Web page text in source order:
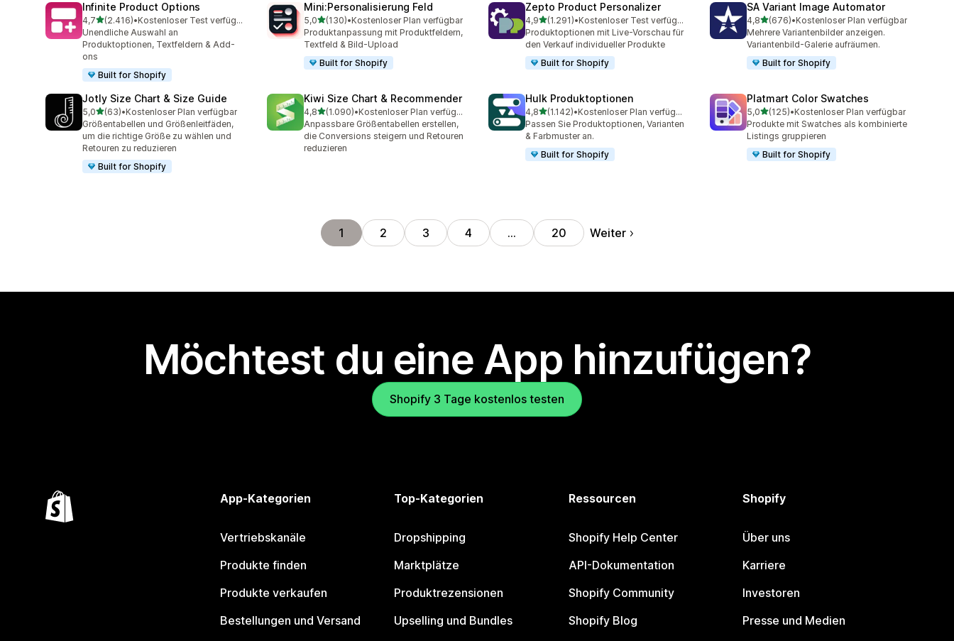
Infinite Product Options
4,7von 5 Sternen
(2.416)
2416 Rezensionen insgesamt
•
Kostenloser Test verfügbar
Unendliche Auswahl an
Produktoptionen, Textfeldern & Add-
ons
Built for Shopify
Mini:Personalisierung Feld
5,0von 5 Sternen
(130)
130 Rezensionen insgesamt
•Kostenloser Plan verfügbar
Produktanpassung mit Produktfeldern,
Textfeld & Bild-Upload
Built for Shopify
Zepto Product Personalizer
4,9von 5 Sternen
(1.291)
1291 Rezensionen insgesamt
•
Kostenloser Test verfügbar
Produktoptionen mit Live-Vorschau für
den Verkauf individueller Produkte
Built for Shopify
SA Variant Image Automator
4,8von 5 Sternen
(676)
676 Rezensionen insgesamt
•Kostenloser Plan verfügbar
Mehrere Variantenbilder anzeigen.
Variantenbild-Galerie aufräumen.
Built for Shopify
Jotly Size Chart & Size Guide
5,0von 5 Sternen
(63)
63 Rezensionen insgesamt
•Kostenloser Plan verfügbar
Größentabellen und Größenleitfäden,
um die richtige Größe zu wählen und
Retouren zu reduzieren
Built for Shopify
Kiwi Size Chart & Recommender
4,8von 5 Sternen
(1.090)
1090 Rezensionen insgesamt
•
Kostenloser Plan verfügbar
Anpassbare Größentabellen erstellen,
die Conversions steigern und Retouren
reduzieren
Hulk Produktoptionen
4,8von 5 Sternen
(1.142)
1142 Rezensionen insgesamt
•
Kostenloser Plan verfügbar
Passen Sie Produkt­optionen, Varianten
& Farbmuster an.
Built for Shopify
Platmart Color Swatches
5,0von 5 Sternen
(125)
125 Rezensionen insgesamt
•Kostenloser Plan verfügbar
Produkte mit Swatches als kombinierte
Listings gruppieren
Built for Shopify
1 2 3 4 … 20 Weiter
Möchtest du eine App hinzufügen?
Shopify 3 Tage kostenlos testen
App-Kategorien
Vertriebskanäle
Produkte finden
Produkte verkaufen
Bestellungen und Versand
Top-Kategorien
Dropshipping
Marktplätze
Produktrezensionen
Upselling und Bundles
Ressourcen
Shopify Help Center
API-Dokumentation
Shopify Community
Shopify Blog
Shopify
Über uns
Karriere
Investoren
Presse und Medien